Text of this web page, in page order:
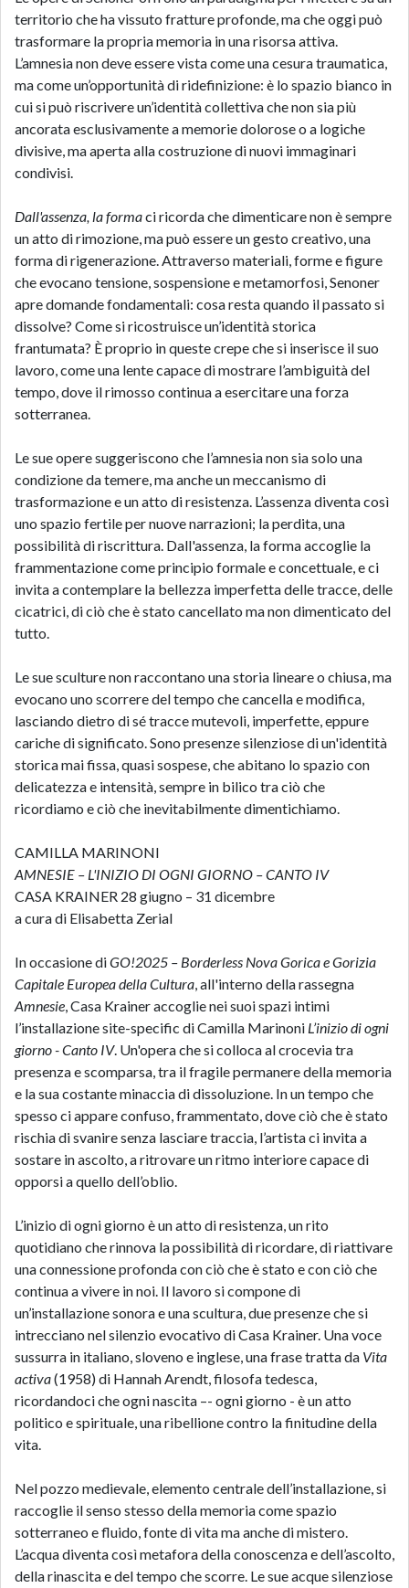
territorio che ha vissuto fratture profonde, ma che oggi può
trasformare la propria memoria in una risorsa attiva.
L’amnesia non deve essere vista come una cesura traumatica,
ma come un’opportunità di ridefinizione: è lo spazio bianco in
cui si può riscrivere un’identità collettiva che non sia più
ancorata esclusivamente a memorie dolorose o a logiche
divisive, ma aperta alla costruzione di nuovi immaginari
condivisi.
Dall'assenza, la formaci ricorda che dimenticare non è sempre
un atto di rimozione, ma può essere un gesto creativo, una
forma di rigenerazione. Attraverso materiali, forme e figure
che evocano tensione, sospensione e metamorfosi, Senoner
apre domande fondamentali: cosa resta quando il passato si
dissolve? Come si ricostruisce un’identità storica
frantumata? È proprio in queste crepe che si inserisce il suo
lavoro, come una lente capace di mostrare l’ambiguità del
tempo, dove il rimosso continua a esercitare una forza
sotterranea.
Le sue opere suggeriscono che l’amnesia non sia solo una
condizione da temere, ma anche un meccanismo di
trasformazione e un atto di resistenza. L’assenza diventa così
uno spazio fertile per nuove narrazioni; la perdita, una
possibilità di riscrittura. Dall'assenza, la forma accoglie la
frammentazione come principio formale e concettuale, e ci
invita a contemplare la bellezza imperfetta delle tracce, delle
cicatrici, di ciò che è stato cancellato ma non dimenticato del
tutto.
Le sue sculture non raccontano una storia lineare o chiusa, ma
evocano uno scorrere del tempo che cancella e modifica,
lasciando dietro di sé tracce mutevoli, imperfette, eppure
cariche di significato. Sono presenze silenziose di un'identità
storica mai fissa, quasi sospese, che abitano lo spazio con
delicatezza e intensità, sempre in bilico tra ciò che
ricordiamo e ciò che inevitabilmente dimentichiamo.
CAMILLA MARINONI
AMNESIE – L'INIZIO DI OGNI GIORNO – CANTO IV
CASA KRAINER 28 giugno – 31 dicembre
a cura di Elisabetta Zerial
In occasione diGO!2025 – Borderless Nova Gorica e Gorizia
Capitale Europea della Cultura, all'interno della rassegna
Amnesie, Casa Krainer accoglie nei suoi spazi intimi
l’installazione site-specific di Camilla Marinoni L’inizio di ogni
giorno - Canto IV. Un'opera che si colloca al crocevia tra
presenza e scomparsa, tra il fragile permanere della memoria
e la sua costante minaccia di dissoluzione. In un tempo che
spesso ci appare confuso, frammentato, dove ciò che è stato
rischia di svanire senza lasciare traccia, l’artista ci invita a
sostare in ascolto, a ritrovare un ritmo interiore capace di
opporsi a quello dell’oblio.
L’inizio di ogni giorno è un atto di resistenza, un rito
quotidiano che rinnova la possibilità di ricordare, di riattivare
una connessione profonda con ciò che è stato e con ciò che
continua a vivere in noi. Il lavoro si compone di
un’installazione sonora e una scultura, due presenze che si
intrecciano nel silenzio evocativo di Casa Krainer. Una voce
sussurra in italiano, sloveno e inglese, una frase tratta da Vita
activa(1958) di Hannah Arendt, filosofa tedesca,
ricordandoci che ogni nascita –- ogni giorno - è un atto
politico e spirituale, una ribellione contro la finitudine della
vita.
Nel pozzo medievale, elemento centrale dell’installazione, si
raccoglie il senso stesso della memoria come spazio
sotterraneo e fluido, fonte di vita ma anche di mistero.
L’acqua diventa così metafora della conoscenza e dell’ascolto,
della rinascita e del tempo che scorre. Le sue acque silenziose